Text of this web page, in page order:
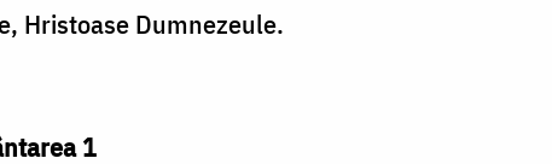
Hristoase Dumnezeule.
1